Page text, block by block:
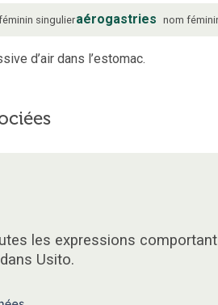
singulieraérogastries nom
d’air dans l’estomac.
les expressions
dans Usito.